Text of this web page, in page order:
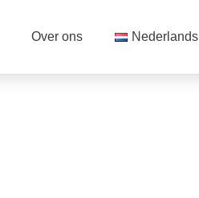
Over ons Nederlands